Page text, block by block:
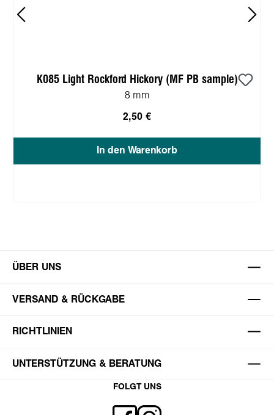
K085 Light Rockford Hickory (MF PB sample)
8 mm
2,50 €
In den Warenkorb
ÜBER UNS
VERSAND & RÜCKGABE
RICHTLINIEN
UNTERSTÜTZUNG & BERATUNG
FOLGT UNS